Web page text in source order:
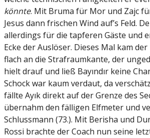
könnte. Mit Bruma für Mor und Zajc
Jesus dann frischen Wind auf’s Feld.
allerdings für die tapferen Gäste und
Ecke der Auslöser. Dieses Mal kam
flach an die Strafraumkante, der
hielt drauf und ließ Bayındır keine
Schock war kaum verdaut, da
fällte Ayık direkt auf der Grenze des
übernahm den fälligen Elfmeter und
Schlussmann (73.). Mit Berisha und
Rossi brachte der Coach nun seine